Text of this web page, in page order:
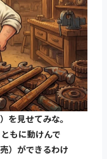
を見せてみな。
もに動けんで
）ができるわけ